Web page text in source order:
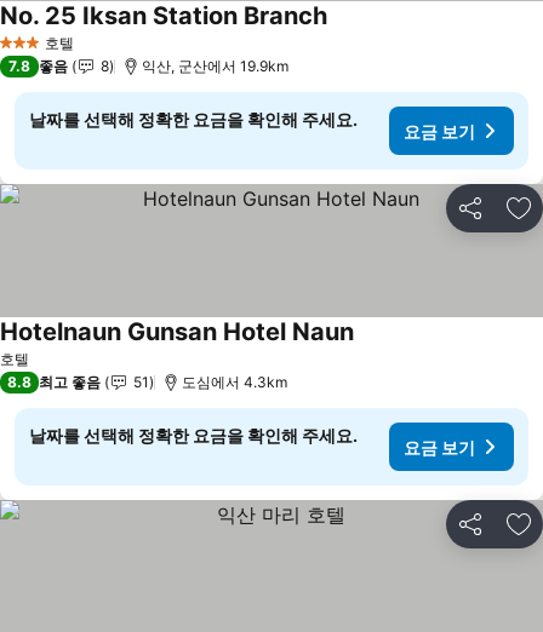
3 성급 호텔
No. 25 Iksan Station Branch요금 보기
7.8 좋음 8 익산, 군산에서 19.9km
날짜를 선택해 정확한 요금을 확인해 주세요.
요금 보기
공유 즐
호텔
Hotelnaun Gunsan Hotel Naun요금 보기
8.8 최고 좋음 51 도심에서 4.3km
날짜를 선택해 정확한 요금을 확인해 주세요.
요금 보기
공유 즐